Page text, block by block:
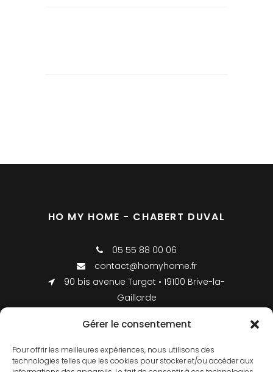
Gérer le consentement
Pour offrir les meilleures expériences, nous utilisons des
technologies telles que les cookies pour stocker et/ou accéder aux
HO MY HOME - CHABERT DUVAL
05 55 88 00 06
contact@homyhome.fr
90 bis avenue Turgot • 19100 Brive-la-
Gaillarde
INFORMATIONS LÉGALES